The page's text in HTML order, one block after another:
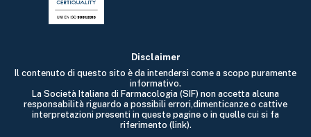
Disclaimer
Il contenuto di questo sito è da intendersi come a scopo puramente
informativo.
La Società Italiana di Farmacologia (SIF) non accetta alcuna
responsabilità riguardo a possibili errori,dimenticanze o cattive
interpretazioni presenti in queste pagine o in quelle cui si fa
riferimento (link).